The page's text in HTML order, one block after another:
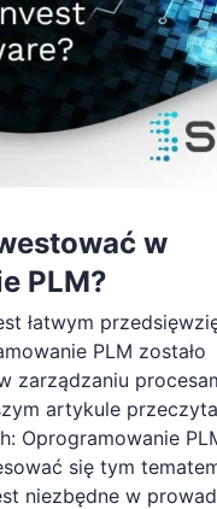
w
PLM?
łatwym
PLM zostało
zarządzaniu
artykule
Oprogramowanie
się tym
niezbędne w